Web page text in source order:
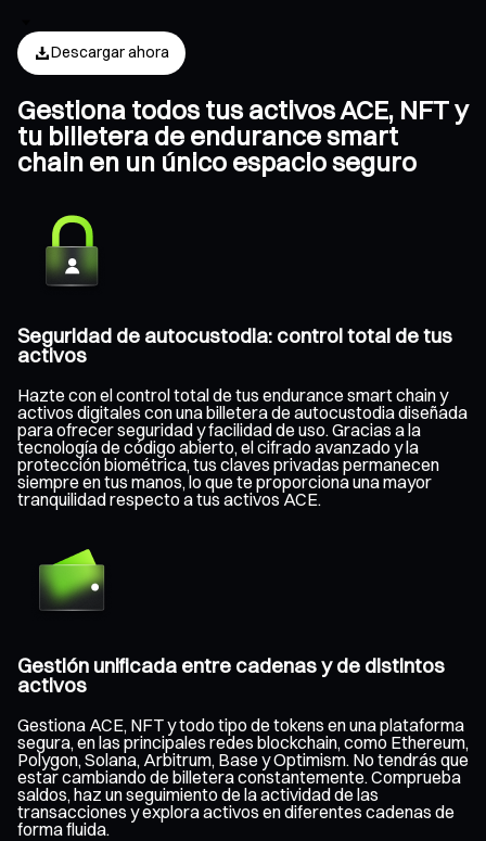
Descargar ahora
Gestiona todos tus activos ACE, NFT y
tu billetera de endurance smart
chain en un único espacio seguro
Seguridad de autocustodia: control total de tus
activos
Hazte con el control total de tus endurance smart chain y
activos digitales con una billetera de autocustodia diseñada
para ofrecer seguridad y facilidad de uso. Gracias a la
tecnología de código abierto, el cifrado avanzado y la
protección biométrica, tus claves privadas permanecen
siempre en tus manos, lo que te proporciona una mayor
tranquilidad respecto a tus activos ACE.
Gestión unificada entre cadenas y de distintos
activos
Gestiona ACE, NFT y todo tipo de tokens en una plataforma
segura, en las principales redes blockchain, como Ethereum,
Polygon, Solana, Arbitrum, Base y Optimism. No tendrás que
estar cambiando de billetera constantemente. Comprueba
saldos, haz un seguimiento de la actividad de las
transacciones y explora activos en diferentes cadenas de
forma fluida.